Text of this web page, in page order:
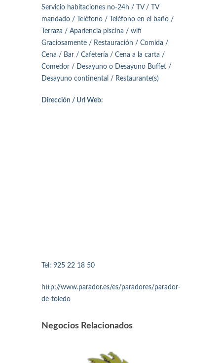
Servicio habitaciones no-24h / TV / TV
mandado / Teléfono / Teléfono en el baño /
Terraza / Apariencia piscina / wifi
Graciosamente / Restauración / Comida /
Cena / Bar / Cafetería / Cena a la carta /
Comedor / Desayuno o Desayuno Buffet /
Desayuno continental / Restaurante(s)
Dirección / Url Web:
Tel: 925 22 18 50
http://www.parador.es/es/paradores/parador-
de-toledo
Negocios Relacionados